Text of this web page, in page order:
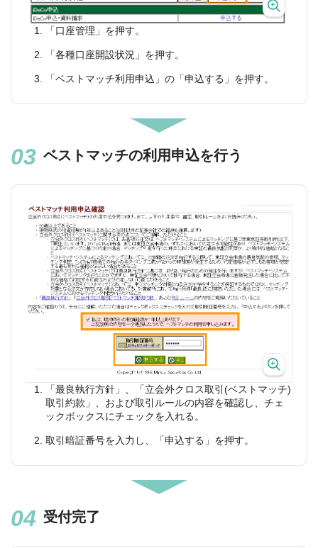
「口座管理」を押す。
「各種口座開設状況」を押す。
「ベストマッチ利用申込」の「申込する」を押す。
ベストマッチの利用申込を行う
「最良執行方針」、「立会外クロス取引(ベストマッチ)
取引約款」、および取引ルールの内容を確認し、チェ
ックボックスにチェックを入れる。
取引暗証番号を入力し、「申込する」を押す。
受付完了